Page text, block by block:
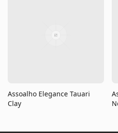
Assoalho Elegance Tauari
Clay